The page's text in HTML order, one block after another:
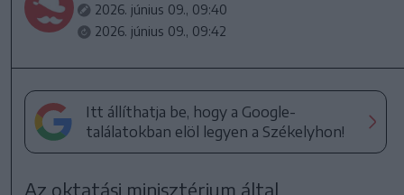
2026. június 09., 09:40
2026. június 09., 09:42
Itt állíthatja be, hogy a Google-
találatokban elöl legyen a Székelyhon!
Az oktatási minisztérium által